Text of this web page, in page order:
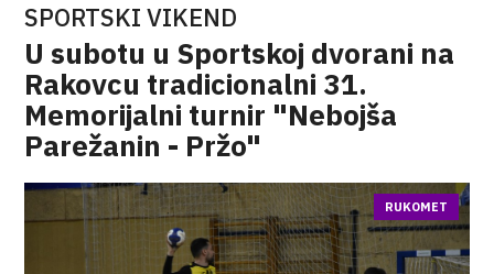
SPORTSKI VIKEND
U subotu u Sportskoj dvorani na
Rakovcu tradicionalni 31.
Memorijalni turnir "Nebojša
Parežanin - Pržo"
RUKOMET